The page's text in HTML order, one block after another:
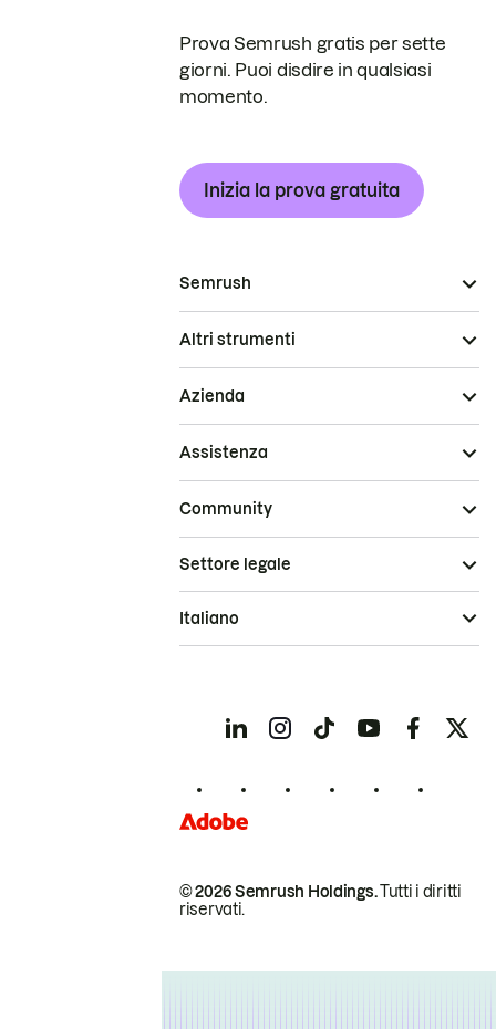
Prova Semrush gratis per sette
giorni. Puoi disdire in qualsiasi
momento.
Inizia la prova gratuita
Semrush
Altri strumenti
Azienda
Assistenza
Community
© 2026 Semrush Holdings.Tutti i diritti
riservati.
Settore legale
Italiano